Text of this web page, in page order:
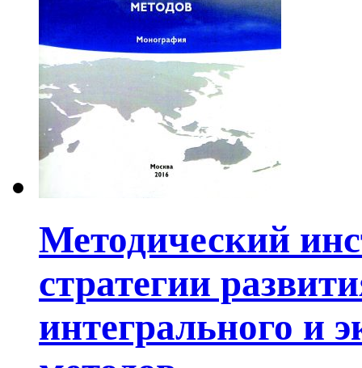
Методический
стратегии
интегрального и